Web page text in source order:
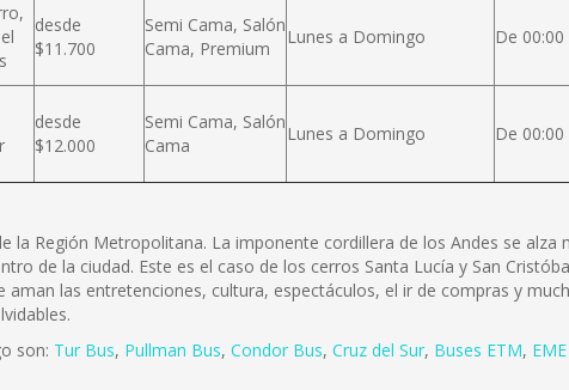
desde
$11.700
Semi Cama, Salón
Cama, Premium
Lunes a Domingo De
desde
$12.000
Semi Cama, Salón
Cama
Lunes a Domingo De
la Región Metropolitana. La imponente cordillera de los Andes se
de la ciudad. Este es el caso de los cerros Santa Lucía y San
las entretenciones, cultura, espectáculos, el ir de compras y
son: Tur Bus, Pullman Bus, Condor Bus, Cruz del Sur, Buses ETM,